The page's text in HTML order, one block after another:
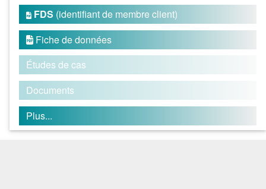
 FDS (identifiant de membre client)
 Fiche de données
Études de cas
Documents
Plus...